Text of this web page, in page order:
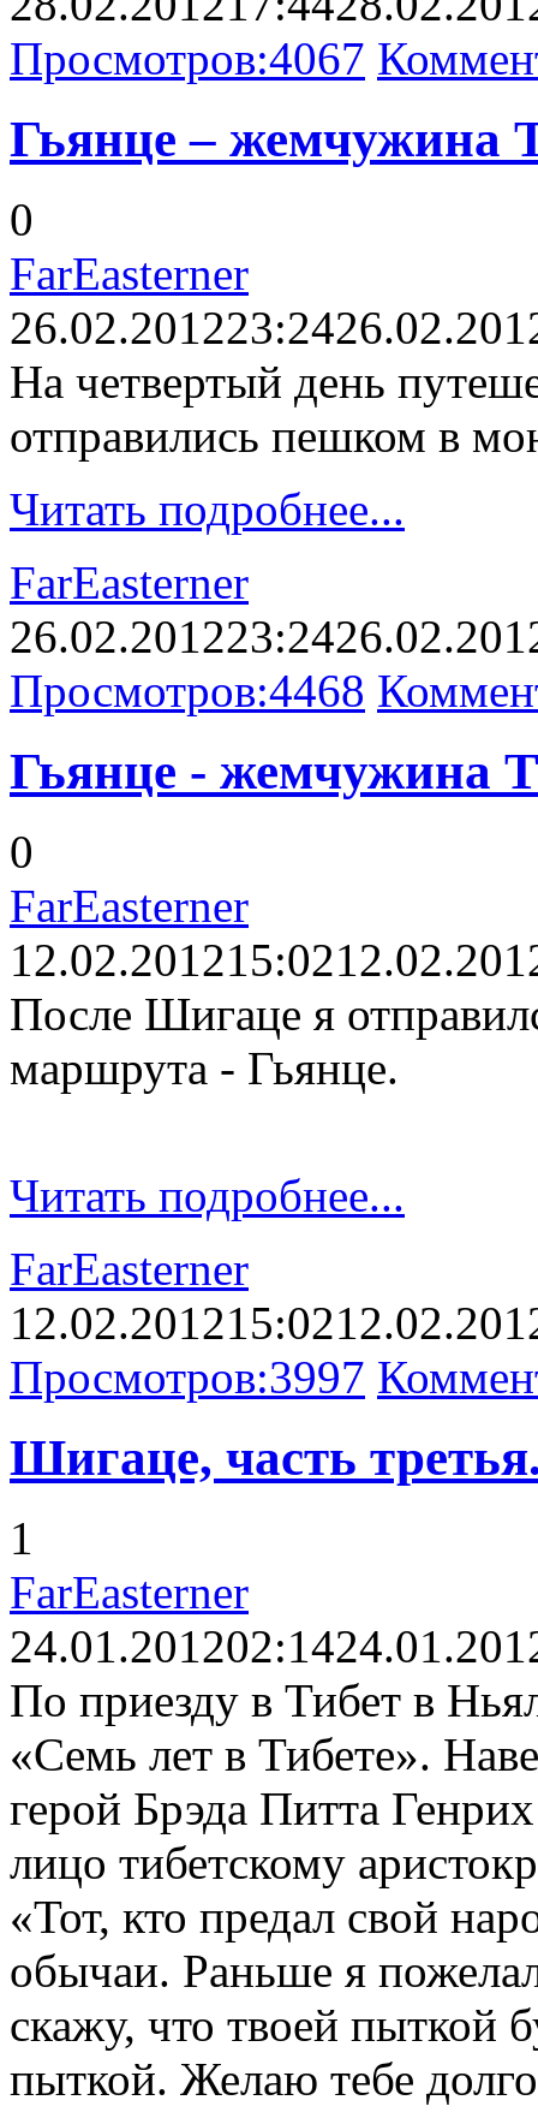
Просмотров:4067
Гьянце – жемчужина
0
FarEasterner
26.02.201223:24
На четвертый день
отправились пешком в
Читать подробнее...
FarEasterner
26.02.201223:24
Просмотров:4468
Гьянце - жемчужина
0
FarEasterner
12.02.201215:02
После Шигаце я
маршрута - Гьянце.
Читать подробнее...
FarEasterner
12.02.201215:02
Просмотров:3997
Шигаце, часть
1
FarEasterner
24.01.201202:14
По приезду в Тибет в
«Семь лет в Тибете».
герой Брэда Питта
лицо тибетскому
«Тот, кто предал свой
обычаи. Раньше я
скажу, что твоей пыткой
пыткой. Желаю тебе